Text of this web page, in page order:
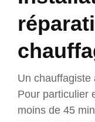
Un chauffagiste
Pour particulier
moins de 45